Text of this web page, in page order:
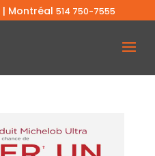
| Montréal 514 750-7555